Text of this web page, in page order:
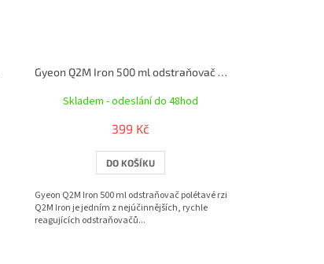
Gyeon Q2M Iron 500 ml odstraňovač polétavé rzi
Skladem - odeslání do 48hod
399 Kč
DO KOŠÍKU
Gyeon Q2M Iron 500 ml odstraňovač polétavé rzi
Q2M Iron je jedním z nejúčinnějších, rychle
reagujících odstraňovačů...